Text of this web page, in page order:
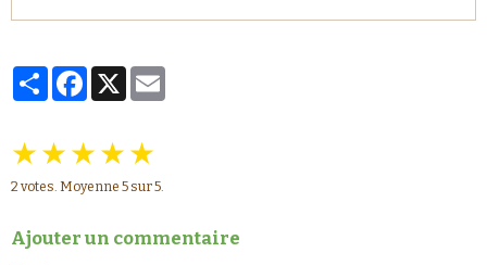
PartagerFacebook
★★★★★
2votes. Moyenne 5sur 5.
Ajouter un commentaire